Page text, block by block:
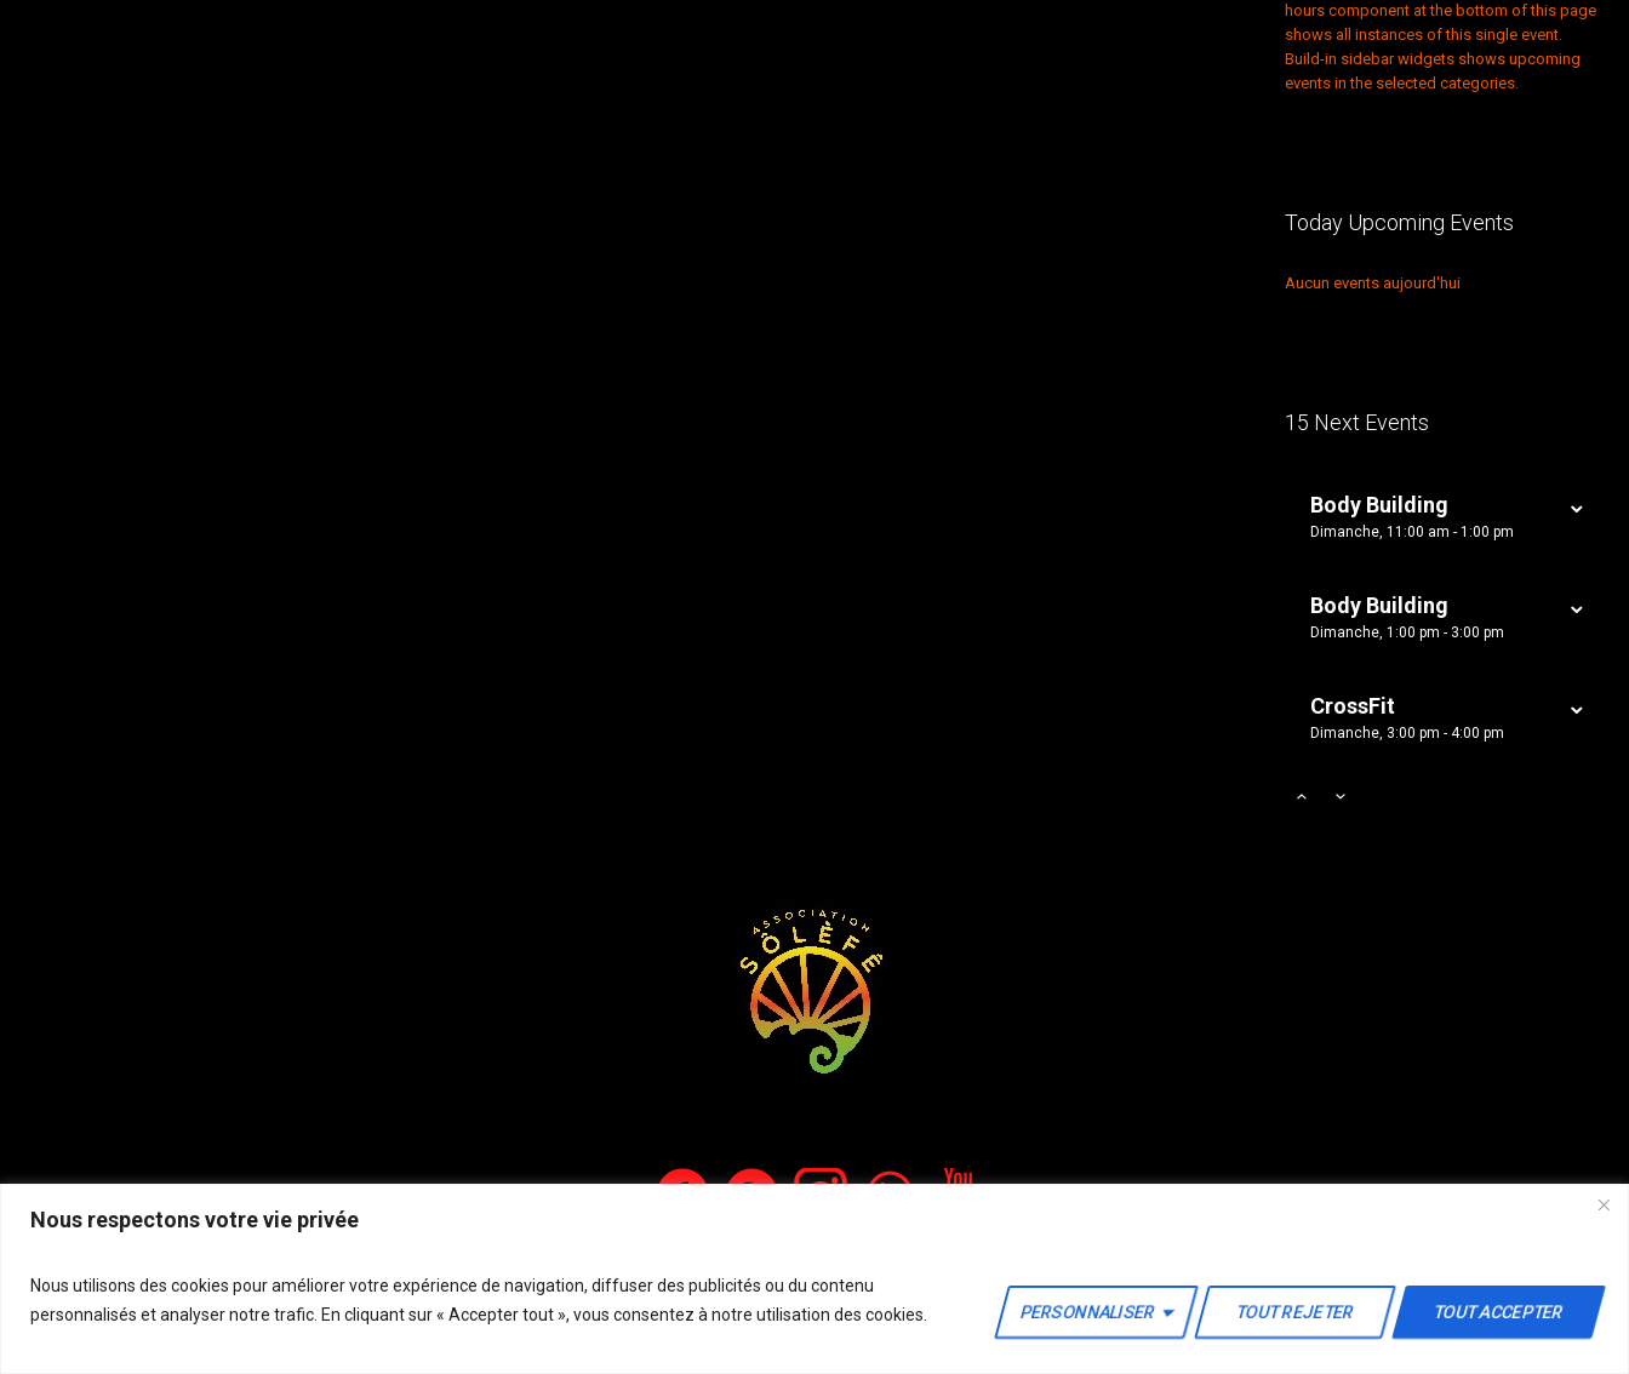
Nous respectons votre vie privée
Nous utilisons des cookies pour améliorer votre expérience de navigation, diffuser des publicités ou du contenu
personnalisés et analyser notre trafic. En cliquant sur « Accepter tout », vous consentez à notre utilisation des cookies.
PERSONNALISER TOUT REJETER TOUT ACCEPTER
hours component at the bottom of this page
shows all instances of this single event.
Build-in sidebar widgets shows upcoming
events in the selected categories.
Today Upcoming Events
Aucun events aujourd'hui
15 Next Events
Body Building
Dimanche, 11:00 am - 1:00 pm
Body Building
Dimanche, 1:00 pm - 3:00 pm
CrossFit
Dimanche, 3:00 pm - 4:00 pm
Open Gym
CrossFit
Lundi, 3:00 pm - 4:00 pm
Politique de confidentialité/ Site crée par Start'Art - © 2024 / Tous droits réservés